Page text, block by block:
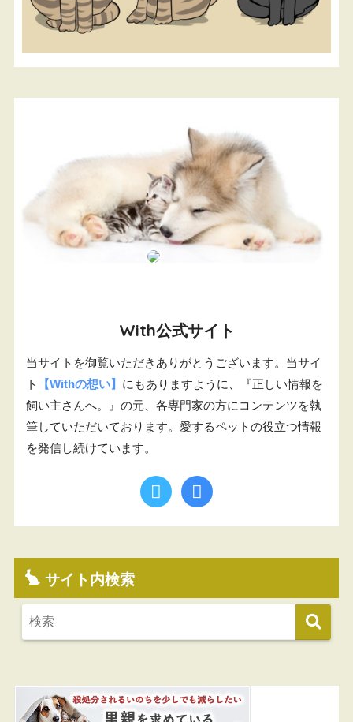
With公式サイト
当サイトを御覧いただきありがとうございます。当サイ
ト
【Withの想い】 にもありますように、『正しい情報を
飼い主さんへ。』の元、各専門家の方にコンテンツを執
筆していただいております。愛するペットの役立つ情報
を発信し続けています。
サイト内検索